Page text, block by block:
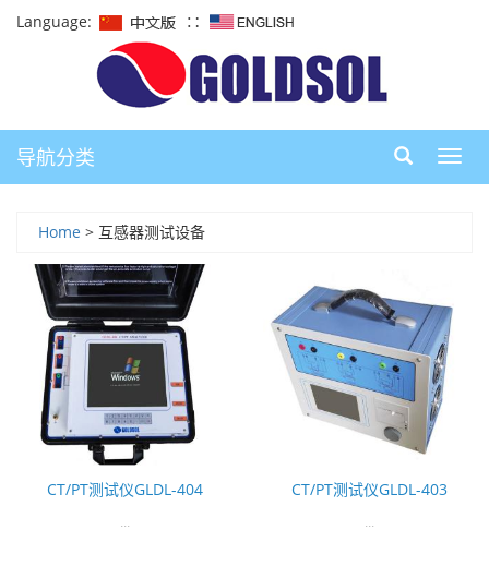
Language: ∷
导
航
导航分类
Home > 互感器测试设备
CT/PT测试仪GLDL-404
...
CT/PT测试仪GLDL-403
...